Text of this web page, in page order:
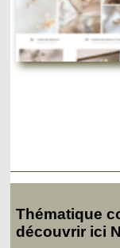
Thématique
découvrir ici